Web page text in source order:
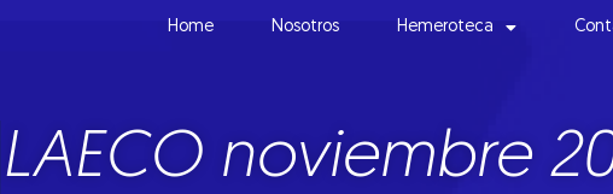
Home Nosotros Hemeroteca
LAECO noviembre